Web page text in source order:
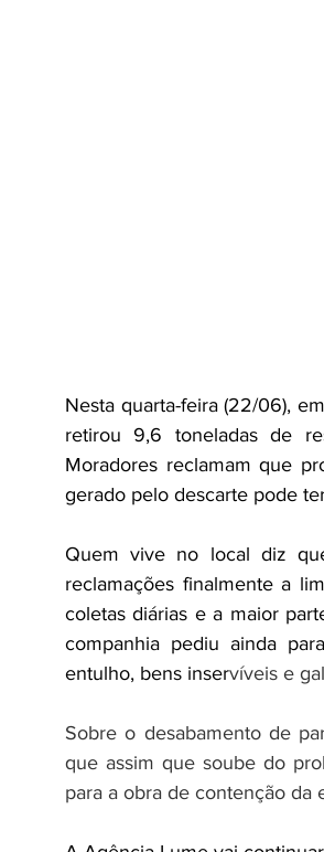
Nesta quarta-feira (22/06),
retirou 9,6 toneladas de
Moradores reclamam que
gerado pelo descarte pode
Quem vive no local diz
reclamações finalmente a
coletas diárias e a maior
companhia pediu ainda
entulho, bens inservíveis e
Sobre o desabamento de
que assim que soube do
para a obra de contenção da